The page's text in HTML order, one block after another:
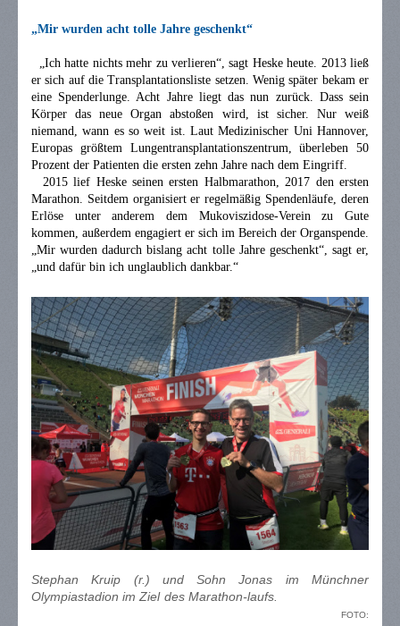
„Mir wurden acht tolle Jahre geschenkt“
„Ich hatte nichts mehr zu verlieren“, sagt Heske heute. 2013 ließ
er sich auf die Transplantationsliste setzen. Wenig später bekam er
eine Spenderlunge. Acht Jahre liegt das nun zurück. Dass sein
Körper das neue Organ abstoßen wird, ist sicher. Nur weiß
niemand, wann es so weit ist. Laut Medizinischer Uni Hannover,
Europas größtem Lungentransplantationszentrum, überleben 50
Prozent der Patienten die ersten zehn Jahre nach dem Eingriff.
2015 lief Heske seinen ersten Halbmarathon, 2017 den ersten
Marathon. Seitdem organisiert er regelmäßig Spendenläufe, deren
Erlöse unter anderem dem Mukoviszidose-Verein zu Gute
kommen, außerdem engagiert er sich im Bereich der Organspende.
„Mir wurden dadurch bislang acht tolle Jahre geschenkt“, sagt er,
„und dafür bin ich unglaublich dankbar.“
Stephan Kruip (r.) und Sohn Jonas im Münchner
Olympiastadion im Ziel des Marathon-laufs.
FOTO: